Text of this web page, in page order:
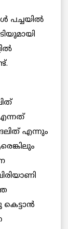
പച്ചയിൽ
എന്നും